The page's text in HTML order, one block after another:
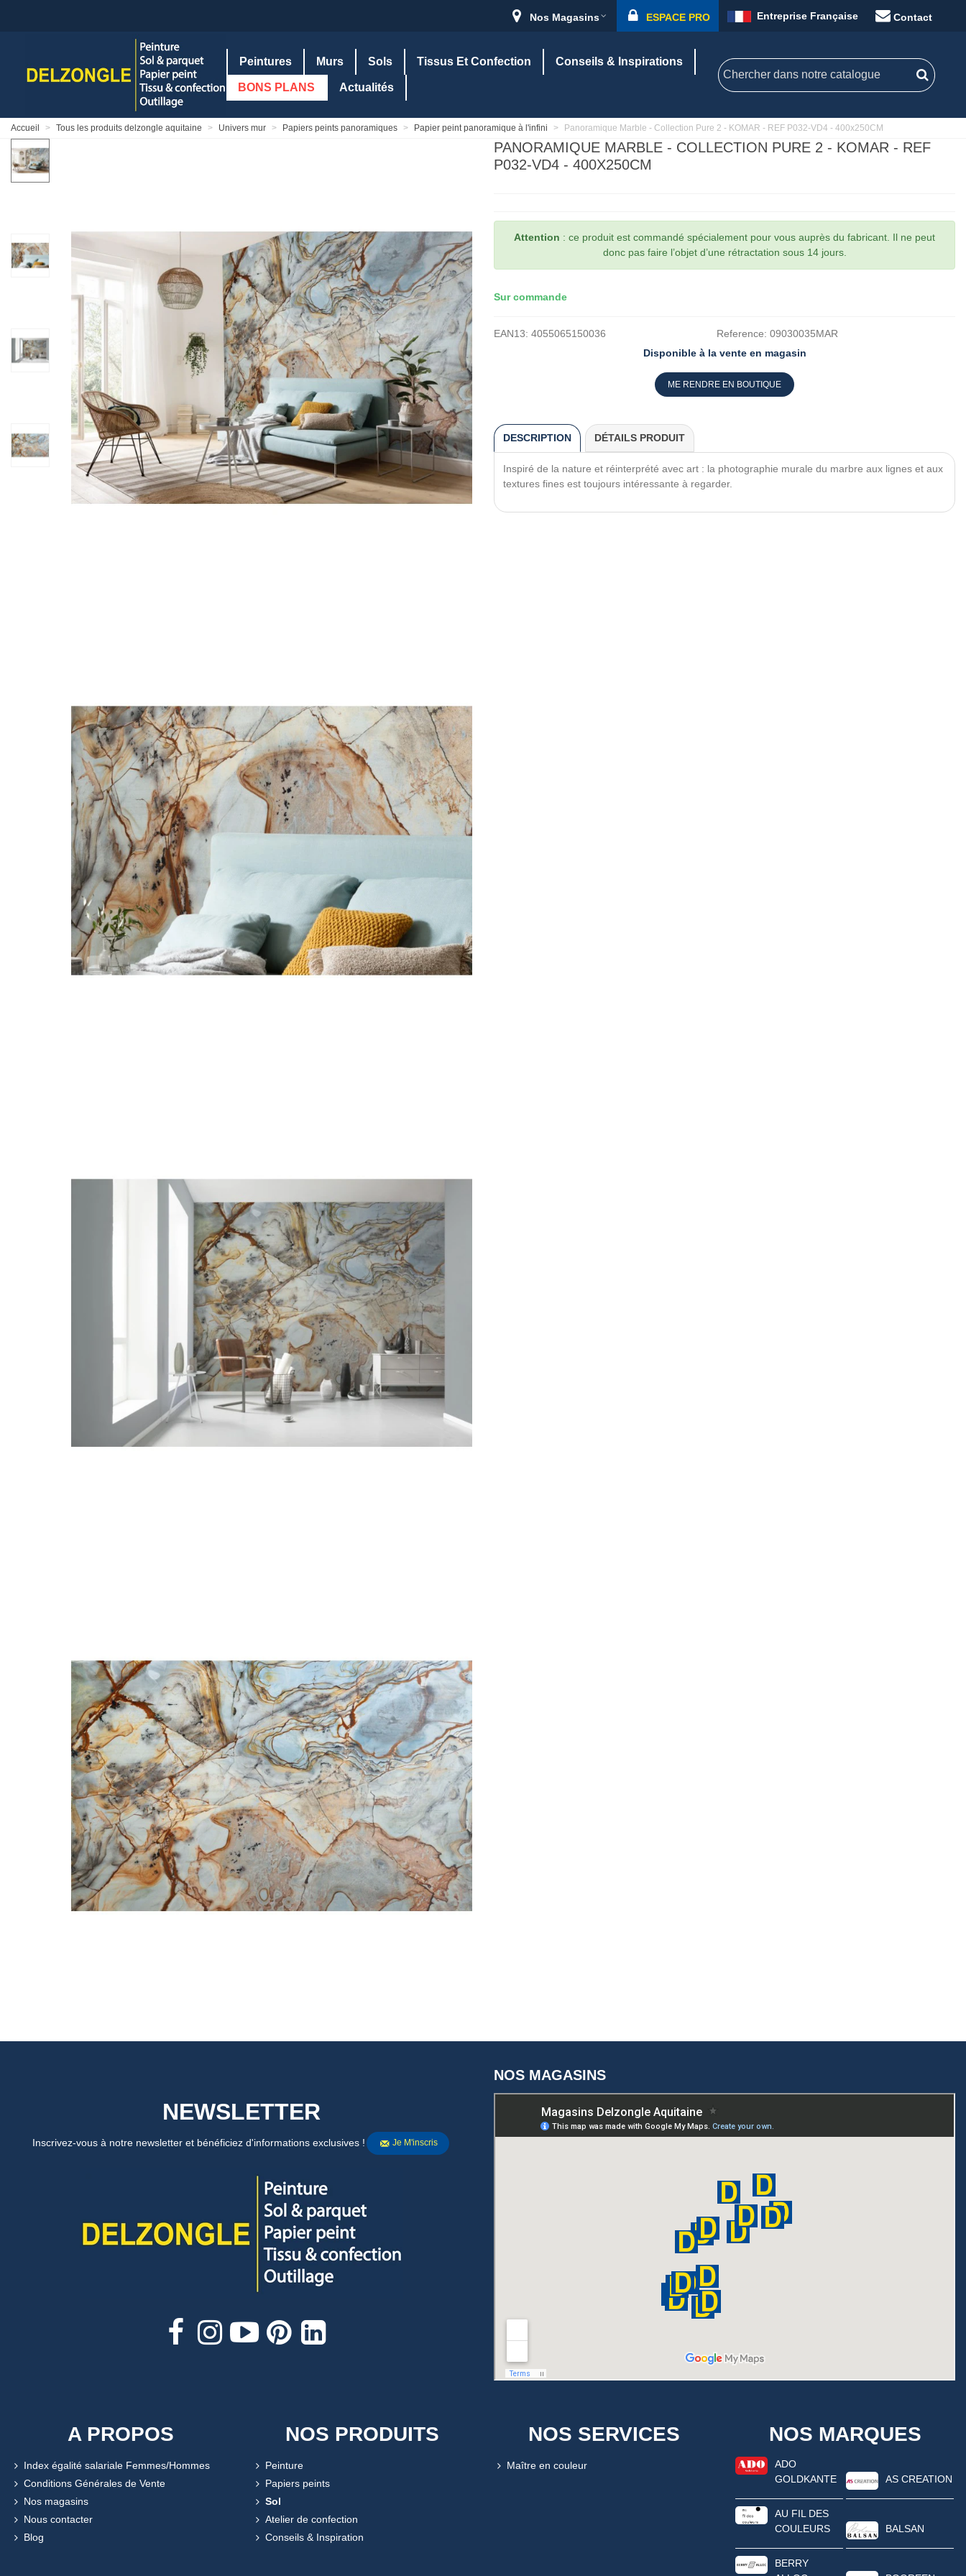
Nos Magasins ESPACE PRO Entreprise Française Contact
Peintures Murs Sols Tissus Et Confection Conseils & Inspirations
BONS PLANS Actualités
Accueil > Tous les produits delzongle aquitaine > Univers mur > Papiers peints panoramiques > Papier peint panoramique à l'infini > Panoramique Marble - Collection Pure 2 - KOMAR - REF P032-VD4 - 400x250CM
PANORAMIQUE MARBLE - COLLECTION PURE 2 - KOMAR - REF
P032-VD4 - 400X250CM
Attention : ce produit est commandé spécialement pour vous auprès du fabricant. Il ne peut
donc pas faire l’objet d’une rétractation sous 14 jours.
Sur commande
EAN13: 4055065150036 Reference: 09030035MAR
Disponible à la vente en magasin
ME RENDRE EN BOUTIQUE
DESCRIPTION DÉTAILS PRODUIT
Inspiré de la nature et réinterprété avec art : la photographie murale du marbre aux lignes et aux
textures fines est toujours intéressante à regarder.
NEWSLETTER
Inscrivez-vous à notre newsletter et bénéficiez d'informations exclusives ! Je M'inscris
NOS MAGASINS
A PROPOS
Index égalité salariale Femmes/Hommes
Conditions Générales de Vente
Nos magasins
Nous contacter
Blog
NOS PRODUITS
Peinture
Papiers peints
Sol
Atelier de confection
Conseils & Inspiration
NOS SERVICES
Maître en couleur
NOS MARQUES
ADO
GOLDKANTE
AS CREATION
AU FIL DES
COULEURS
BALSAN
BERRY